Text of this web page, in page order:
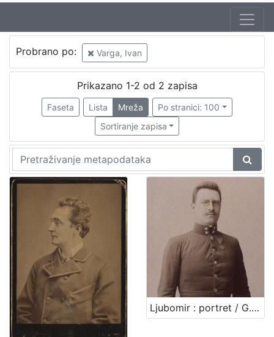
Autor
Varga, Gjuro
Varga, Ivan
2
2
Izdavač
Knjižnice grada Zagreba
1
Jezik
hrvatski
2
Probrano po: Varga, Ivan
Prikazano 1-2 od 2 zapisa
Faseta Lista Mreža
Po stranici: 100
Sortiranje zapisa
Ljubomir : portret / G. u. I. Varga